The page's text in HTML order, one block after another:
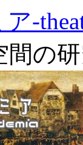
-
の